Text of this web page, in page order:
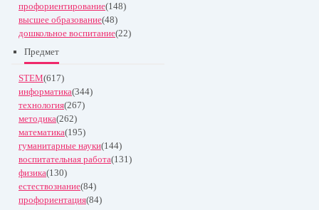
профориентирование(148)
высшее образование(48)
дошкольное воспитание(22)
Предмет
STEM(617)
информатика(344)
технология(267)
методика(262)
математика(195)
гуманитарные науки(144)
воспитательная работа(131)
физика(130)
естествознание(84)
профориентация(84)